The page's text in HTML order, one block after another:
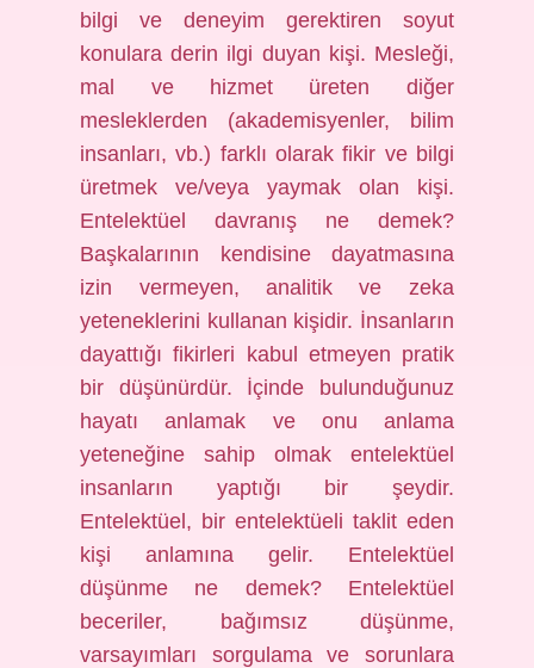
bilgi ve deneyim gerektiren soyut
konulara derin ilgi duyan kişi. Mesleği,
mal ve hizmet üreten diğer
mesleklerden (akademisyenler, bilim
insanları, vb.) farklı olarak fikir ve bilgi
üretmek ve/veya yaymak olan kişi.
Entelektüel davranış ne demek?
Başkalarının kendisine dayatmasına
izin vermeyen, analitik ve zeka
yeteneklerini kullanan kişidir. İnsanların
dayattığı fikirleri kabul etmeyen pratik
bir düşünürdür. İçinde bulunduğunuz
hayatı anlamak ve onu anlama
yeteneğine sahip olmak entelektüel
insanların yaptığı bir şeydir.
Entelektüel, bir entelektüeli taklit eden
kişi anlamına gelir. Entelektüel
düşünme ne demek? Entelektüel
beceriler, bağımsız düşünme,
varsayımları sorgulama ve sorunlara